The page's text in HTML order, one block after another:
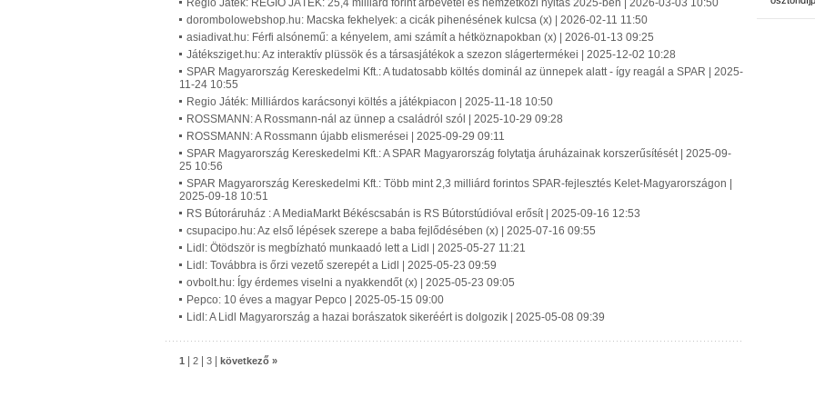
Regio Játék: REGIO JÁTÉK: 25,4 milliárd forint árbevétel és nemzetközi nyitás 2025-ben | 2026-03-03 10:50
dorombolowebshop.hu: Macska fekhelyek: a cicák pihenésének kulcsa (x) | 2026-02-11 11:50
asiadivat.hu: Férfi alsónemű: a kényelem, ami számít a hétköznapokban (x) | 2026-01-13 09:25
Játéksziget.hu: Az interaktív plüssök és a társasjátékok a szezon slágertermékei | 2025-12-02 10:28
SPAR Magyarország Kereskedelmi Kft.: A tudatosabb költés dominál az ünnepek alatt - így reagál a SPAR | 2025-
11-24 10:55
Regio Játék: Milliárdos karácsonyi költés a játékpiacon | 2025-11-18 10:50
ROSSMANN: A Rossmann-nál az ünnep a családról szól | 2025-10-29 09:28
ROSSMANN: A Rossmann újabb elismerései | 2025-09-29 09:11
SPAR Magyarország Kereskedelmi Kft.: A SPAR Magyarország folytatja áruházainak korszerűsítését | 2025-09-
25 10:56
SPAR Magyarország Kereskedelmi Kft.: Több mint 2,3 milliárd forintos SPAR-fejlesztés Kelet-Magyarországon |
2025-09-18 10:51
RS Bútoráruház : A MediaMarkt Békéscsabán is RS Bútorstúdióval erősít | 2025-09-16 12:53
csupacipo.hu: Az első lépések szerepe a baba fejlődésében (x) | 2025-07-16 09:55
Lidl: Ötödször is megbízható munkaadó lett a Lidl | 2025-05-27 11:21
Lidl: Továbbra is őrzi vezető szerepét a Lidl | 2025-05-23 09:59
ovbolt.hu: Így érdemes viselni a nyakkendőt (x) | 2025-05-23 09:05
Pepco: 10 éves a magyar Pepco | 2025-05-15 09:00
Lidl: A Lidl Magyarország a hazai borászatok sikeréért is dolgozik | 2025-05-08 09:39
1 2 3 következő »